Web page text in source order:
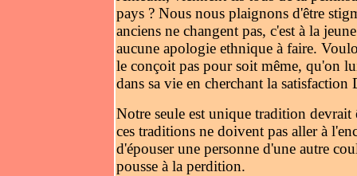
pays ? Nous nous plaignons d'être
anciens ne changent pas, c'est à la
aucune apologie ethnique à faire.
le conçoit pas pour soit même, qu'on
dans sa vie en cherchant la satisfaction
Notre seule est unique tradition
ces traditions ne doivent pas aller à
d'épouser une personne d'une autre
pousse à la perdition.